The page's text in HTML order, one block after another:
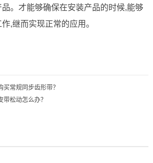
。才能够确保在安装产品的时候,能够
,继而实现正常的应用。
买常规同步齿形带？
松动怎么办？